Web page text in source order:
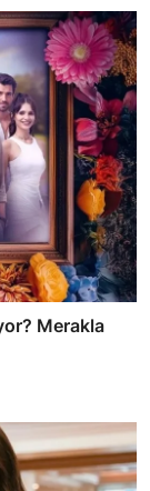
Merakla